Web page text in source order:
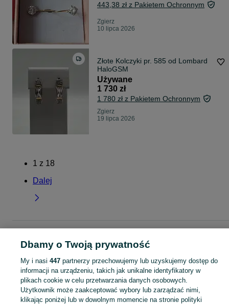
443,38 zł z Pakietem Ochronnym
Zgierz
10 lipca 2026
Złote Kolczyki pr. 585 od Lombard
HaloGSM
Używane
1 730 zł
1 780 zł z Pakietem Ochronnym
Zgierz
19 lipca 2026
1 z 18
Dalej
Zgierz
KATEGORIA
Zobacz
Dbamy o Twoją prywatność
My i nasi 447partnerzy przechowujemy lub uzyskujemy dostęp do
informacji na urządzeniu, takich jak unikalne identyfikatory w
plikach cookie w celu przetwarzania danych osobowych.
Użytkownik może zaakceptować wybory lub zarządzać nimi,
klikając poniżej lub w dowolnym momencie na stronie polityki